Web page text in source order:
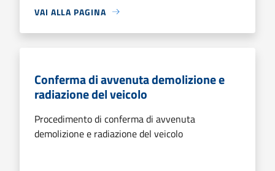
VAI ALLA PAGINA
Conferma di avvenuta demolizione e
radiazione del veicolo
Procedimento di conferma di avvenuta
demolizione e radiazione del veicolo